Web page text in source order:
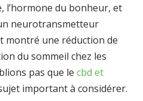
l’hormone du bonheur, et
neurotransmetteur
montré une réduction de
du sommeil chez les
pas que le cbd et
important à considérer.